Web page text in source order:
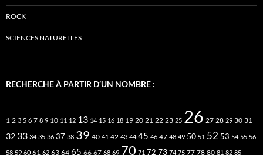
ROCK
SCIENCES NATURELLES
RECHERCHE À PARTIR D’UN NOMBRE :
1 2 3 5 6 7 8 9 10 11 12 13 14 15 16 18 19 20 21 22 23 25 26 27 28 29 30 31
32 33 34 35 36 37 38 39 40 41 42 43 44 45 46 47 48 49 50 51 52 53 54 55 56
58 59 60 61 62 63 64 65 66 67 68 69 70 71 72 73 74 75 77 78 80 81 82 85